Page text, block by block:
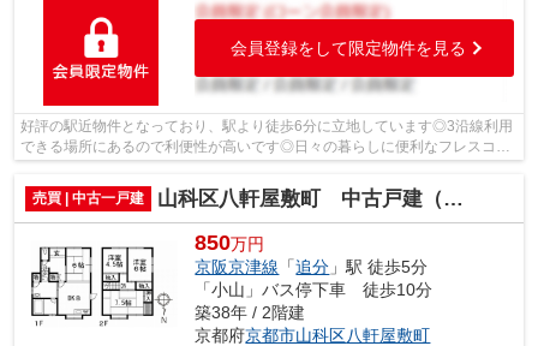
会員登録をして限定物件を見る
好評の駅近物件となっており、駅より徒歩6分に立地しています◎3沿線利用
できる場所にあるので利便性が高いです◎日々の暮らしに便利なフレスコ四
売買 | 中古一戸建
山科区八軒屋敷町 中古戸建（賃貸オーナーチェンジ）
850万円
京阪京津線 「追分 」駅 徒歩5分
「小山」バス停下車 徒歩10分
築38年 / 2階建
京都府京都市山科区八軒屋敷町